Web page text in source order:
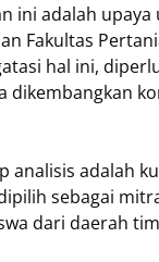
ini adalah
Fakultas
hal ini,
dikembangkan
analisis adalah
sebagai
dari daerah